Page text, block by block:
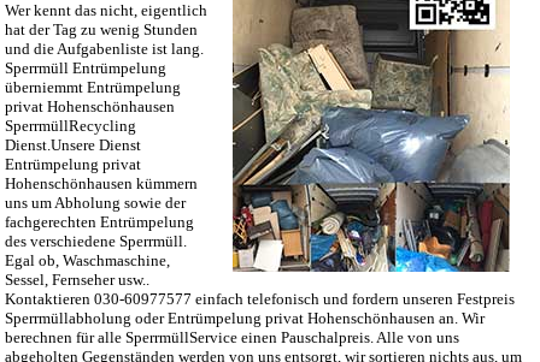
Wer kennt das nicht, eigentlich
hat der Tag zu wenig Stunden
und die Aufgabenliste ist lang.
Sperrmüll Entrümpelung
überniemmt Entrümpelung
privat Hohenschönhausen
SperrmüllRecycling
Dienst.Unsere Dienst
Entrümpelung privat
Hohenschönhausen kümmern
uns um Abholung sowie der
fachgerechten Entrümpelung
des verschiedene Sperrmüll.
Egal ob, Waschmaschine,
Sessel, Fernseher usw..
Kontaktieren 030-60977577 einfach telefonisch und fordern unseren Festpreis
Sperrmüllabholung oder Entrümpelung privat Hohenschönhausen an. Wir
berechnen für alle SperrmüllService einen Pauschalpreis. Alle von uns
abgeholten Gegenständen werden von uns entsorgt, wir sortieren nichts aus, um